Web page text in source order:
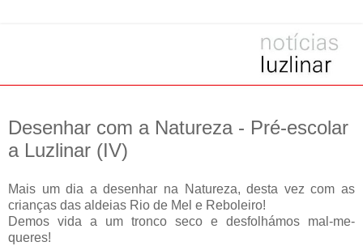
Desenhar com a Natureza - Pré-escolar
a Luzlinar (IV)
Mais um dia a desenhar na Natureza, desta vez com as
crianças das aldeias Rio de Mel e Reboleiro!
Demos vida a um tronco seco e desfolhámos mal-me-
queres!